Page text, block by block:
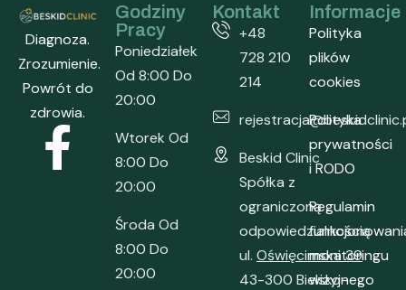
Diagnoza.
Zrozumienie.
Powrót do
zdrowia.
Godziny
Pracy
Poniedziałek
Od 8:00 Do
20:00
Wtorek Od
8:00 Do
20:00
Środa Od
8:00 Do
20:00
Kontakt
+48
728 210
214
Beskid Clinic
Spółka z
ograniczoną
odpowiedzialnością
ul. Oświęcimska 39
43-300 Bielsko-
Informacje
Polityka
plików
cookies
Polityka
prywatności
i RODO
Regulamin
monitoringu
wizyjnego